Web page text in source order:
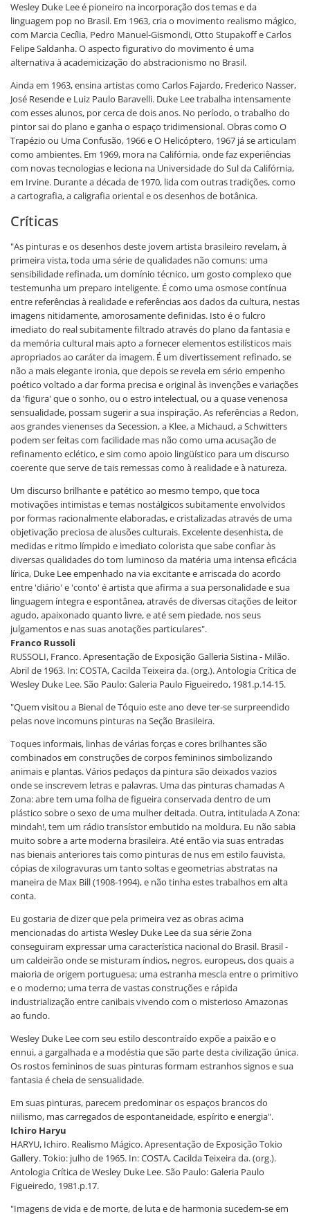
Wesley Duke Lee é pioneiro na incorporação dos temas e da
linguagem pop no Brasil. Em 1963, cria o movimento realismo mágico,
com Marcia Cecília, Pedro Manuel-Gismondi, Otto Stupakoff e Carlos
Felipe Saldanha. O aspecto figurativo do movimento é uma
alternativa à academicização do abstracionismo no Brasil.
Ainda em 1963, ensina artistas como Carlos Fajardo, Frederico Nasser,
José Resende e Luiz Paulo Baravelli. Duke Lee trabalha intensamente
com esses alunos, por cerca de dois anos. No período, o trabalho do
pintor sai do plano e ganha o espaço tridimensional. Obras como O
Trapézio ou Uma Confusão, 1966 e O Helicóptero, 1967 já se articulam
como ambientes. Em 1969, mora na Califórnia, onde faz experiências
com novas tecnologias e leciona na Universidade do Sul da Califórnia,
em Irvine. Durante a década de 1970, lida com outras tradições, como
a cartografia, a caligrafia oriental e os desenhos de botânica.
Críticas
"As pinturas e os desenhos deste jovem artista brasileiro revelam, à
primeira vista, toda uma série de qualidades não comuns: uma
sensibilidade refinada, um domínio técnico, um gosto complexo que
testemunha um preparo inteligente. É como uma osmose contínua
entre referências à realidade e referências aos dados da cultura, nestas
imagens nitidamente, amorosamente definidas. Isto é o fulcro
imediato do real subitamente filtrado através do plano da fantasia e
da memória cultural mais apto a fornecer elementos estilísticos mais
apropriados ao caráter da imagem. É um divertissement refinado, se
não a mais elegante ironia, que depois se revela em sério empenho
poético voltado a dar forma precisa e original às invenções e variações
da 'figura' que o sonho, ou o estro intelectual, ou a quase venenosa
sensualidade, possam sugerir a sua inspiração. As referências a Redon,
aos grandes vienenses da Secession, a Klee, a Michaud, a Schwitters
podem ser feitas com facilidade mas não como uma acusação de
refinamento eclético, e sim como apoio lingüístico para um discurso
coerente que serve de tais remessas como à realidade e à natureza.
Um discurso brilhante e patético ao mesmo tempo, que toca
motivações intimistas e temas nostálgicos subitamente envolvidos
por formas racionalmente elaboradas, e cristalizadas através de uma
objetivação preciosa de alusões culturais. Excelente desenhista, de
medidas e ritmo límpido e imediato colorista que sabe confiar às
diversas qualidades do tom luminoso da matéria uma intensa eficácia
lírica, Duke Lee empenhado na via excitante e arriscada do acordo
entre 'diário' e 'conto' é artista que afirma a sua personalidade e sua
linguagem íntegra e espontânea, através de diversas citações de leitor
agudo, apaixonado quanto livre, e até sem piedade, nos seus
julgamentos e nas suas anotações particulares".
Franco Russoli
RUSSOLI, Franco. Apresentação de Exposição Galleria Sistina - Milão.
Abril de 1963. In: COSTA, Cacilda Teixeira da. (org.). Antologia Crítica de
Wesley Duke Lee. São Paulo: Galeria Paulo Figueiredo, 1981.p.14-15.
"Quem visitou a Bienal de Tóquio este ano deve ter-se surpreendido
pelas nove incomuns pinturas na Seção Brasileira.
Toques informais, linhas de várias forças e cores brilhantes são
combinados em construções de corpos femininos simbolizando
animais e plantas. Vários pedaços da pintura são deixados vazios
onde se inscrevem letras e palavras. Uma das pinturas chamadas A
Zona: abre tem uma folha de figueira conservada dentro de um
plástico sobre o sexo de uma mulher deitada. Outra, intitulada A Zona:
mindah!, tem um rádio transístor embutido na moldura. Eu não sabia
muito sobre a arte moderna brasileira. Até então via suas entradas
nas bienais anteriores tais como pinturas de nus em estilo fauvista,
cópias de xilogravuras um tanto soltas e geometrias abstratas na
maneira de Max Bill (1908-1994), e não tinha estes trabalhos em alta
conta.
Eu gostaria de dizer que pela primeira vez as obras acima
mencionadas do artista Wesley Duke Lee da sua série Zona
conseguiram expressar uma característica nacional do Brasil. Brasil -
um caldeirão onde se misturam índios, negros, europeus, dos quais a
maioria de origem portuguesa; uma estranha mescla entre o primitivo
e o moderno; uma terra de vastas construções e rápida
industrialização entre canibais vivendo com o misterioso Amazonas
ao fundo.
Wesley Duke Lee com seu estilo descontraído expõe a paixão e o
ennui, a gargalhada e a modéstia que são parte desta civilização única.
Os rostos femininos de suas pinturas formam estranhos signos e sua
fantasia é cheia de sensualidade.
Em suas pinturas, parecem predominar os espaços brancos do
niilismo, mas carregados de espontaneidade, espírito e energia".
Ichiro Haryu
HARYU, Ichiro. Realismo Mágico. Apresentação de Exposição Tokio
Gallery. Tokio: julho de 1965. In: COSTA, Cacilda Teixeira da. (org.).
Antologia Crítica de Wesley Duke Lee. São Paulo: Galeria Paulo
Figueiredo, 1981.p.17.
"Imagens de vida e de morte, de luta e de harmonia sucedem-se em